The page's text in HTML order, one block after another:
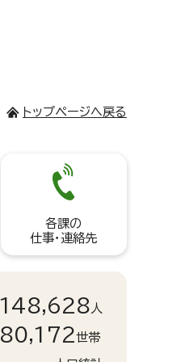
トップページへ戻る
各課の
仕事・連絡先
148,628 人
80,172世帯